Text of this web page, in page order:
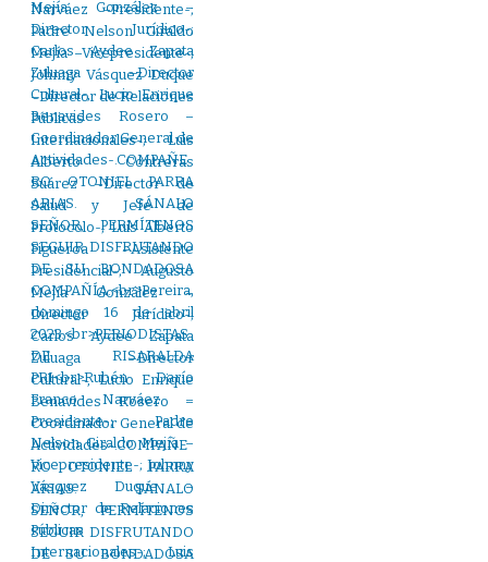
Narváez –Presidente-;
Padre Nelson Giraldo
Mejía –Vicepresidente-;
Johnny Vásquez Duque
–Director de Relaciones
Públicas
Internacionales-; Luis
Alberto Contreras
Suárez –Director de
Salud y Jefe de
Protocolo-; Luis Alberto
Figueroa –Asistente
Presidencial-; Augusto
Mejía González –
Director Jurídico-;
Carlos Aydee Zapata
Zuluaga –Director
Cultural-, Lucio Enrique
Benavides Rosero –
Coordinador General de
Actividades-.COMPAÑE
RO OTONIEL PARRA
ARIAS. SÁNALO
SEÑOR, PERMÍTENOS
SEGUIR DISFRUTANDO
DE SU BONDADOSA